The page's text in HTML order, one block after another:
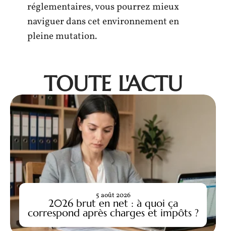
réglementaires, vous pourrez mieux
naviguer dans cet environnement en
pleine mutation.
TOUTE L'ACTU
2026 brut en net : à quoi ça
correspond après charges et impôts ?
5 août 2026